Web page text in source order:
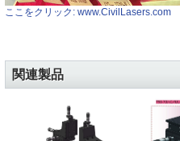
ここをクリック: www.CivilLasers.com
関連製品